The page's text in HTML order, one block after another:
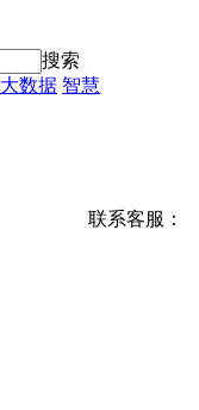
搜索
大数据 智慧
联系客服：